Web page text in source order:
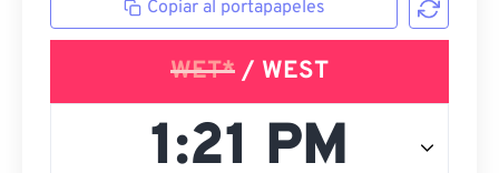
Copiar al portapapeles
WET* / WEST